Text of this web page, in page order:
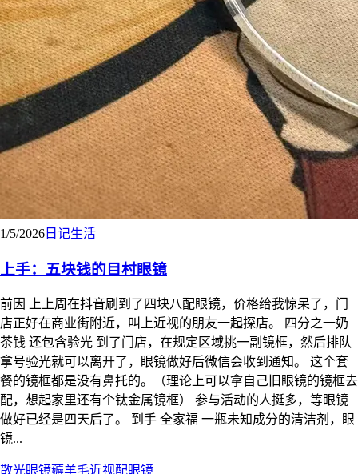
1/5/2026 日记生活
上手：五块钱的目村眼镜
前因 上上周在抖音刷到了四块八配眼镜，价格给我惊呆了，门
店正好在商业街附近，叫上近视的朋友一起探店。 四分之一奶
茶钱 还包含验光 到了门店，在规定区域挑一副镜框，然后排队
拿号验光就可以离开了，眼镜做好后微信会收到通知。 这个套
餐的镜框都是没有鼻托的。（理论上可以拿自己旧眼镜的镜框去
配，想起家里还有个钛金属镜框） 参与活动的人挺多，等眼镜
做好已经是四天后了。 到手 全家福 一瓶未知成分的清洁剂，眼
镜...
散光眼镜薅羊毛近视配眼镜